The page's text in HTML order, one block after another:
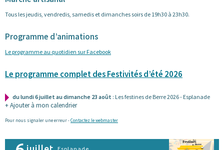
Tous les jeudis, vendredis, samedis et dimanches soirs de 19h30 à 23h30.
Programme d’animations
Le programme au quotidien sur Facebook
Le programme complet des Festivités d’été 2026
du lundi 6 juillet au dimanche 23 août : Les festines de Berre 2026 - Esplanade
+ Ajouter à mon calendrier
Pour nous signaler une erreur -Contactez le webmaster